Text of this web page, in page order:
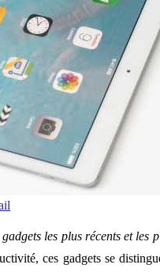
gadgets les plus récents et les
ces gadgets se